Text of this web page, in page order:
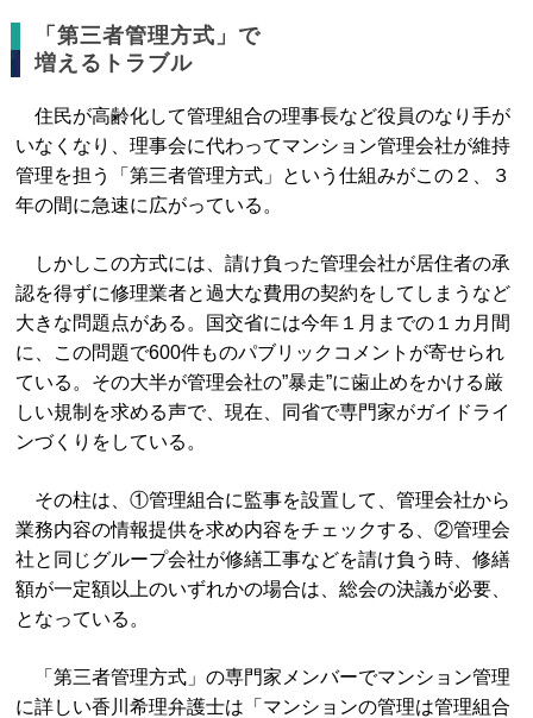
「第三者管理方式」で
増えるトラブル
住民が高齢化して管理組合の理事長など役員のなり手が
いなくなり、理事会に代わってマンション管理会社が維持
管理を担う「第三者管理方式」という仕組みがこの２、３
年の間に急速に広がっている。
しかしこの方式には、請け負った管理会社が居住者の承
認を得ずに修理業者と過大な費用の契約をしてしまうなど
大きな問題点がある。国交省には今年１月までの１カ月間
に、この問題で600件ものパブリックコメントが寄せられ
ている。その大半が管理会社の”暴走”に歯止めをかける厳
しい規制を求める声で、現在、同省で専門家がガイドライ
ンづくりをしている。
その柱は、①管理組合に監事を設置して、管理会社から
業務内容の情報提供を求め内容をチェックする、②管理会
社と同じグループ会社が修繕工事などを請け負う時、修繕
額が一定額以上のいずれかの場合は、総会の決議が必要、
となっている。
「第三者管理方式」の専門家メンバーでマンション管理
に詳しい香川希理弁護士は「マンションの管理は管理組合